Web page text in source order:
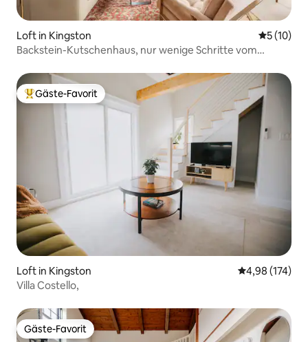
Loft in Kingston
5 (10)
Backstein-Kutschenhaus, nur wenige Schritte vom
Beliebter Gäste-Favorit.
Gäste-Favorit
Loft in Kingston
4,98 (174)
Villa Costello,
Gäste-Favorit
Gäste-Favorit